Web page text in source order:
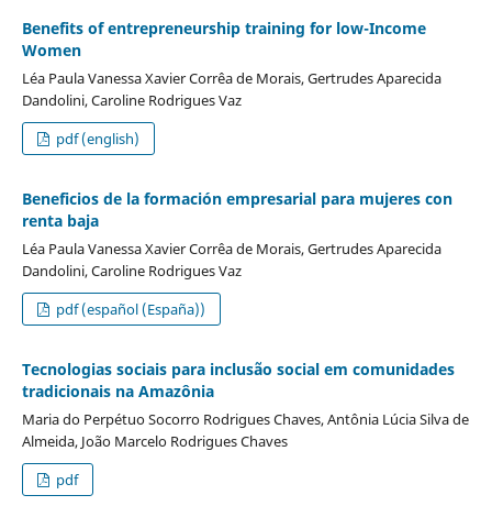
Benefits of entrepreneurship training for low-Income
Women
Léa Paula Vanessa Xavier Corrêa de Morais, Gertrudes Aparecida
Dandolini, Caroline Rodrigues Vaz
pdf (english)
Beneficios de la formación empresarial para mujeres con
renta baja
Léa Paula Vanessa Xavier Corrêa de Morais, Gertrudes Aparecida
Dandolini, Caroline Rodrigues Vaz
pdf (español (España))
Tecnologias sociais para inclusão social em comunidades
tradicionais na Amazônia
Maria do Perpétuo Socorro Rodrigues Chaves, Antônia Lúcia Silva de
Almeida, João Marcelo Rodrigues Chaves
pdf